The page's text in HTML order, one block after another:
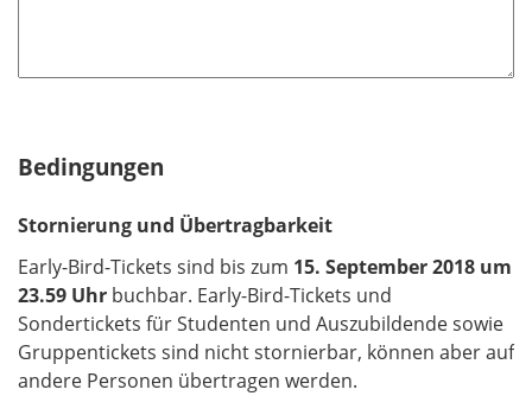
e
Bedingungen
Stornierung und Übertragbarkeit
Early-Bird-Tickets sind bis zum 15. September 2018 um
23.59 Uhr buchbar. Early-Bird-Tickets und
Sondertickets für Studenten und Auszubildende sowie
Gruppentickets sind nicht stornierbar, können aber auf
andere Personen übertragen werden.